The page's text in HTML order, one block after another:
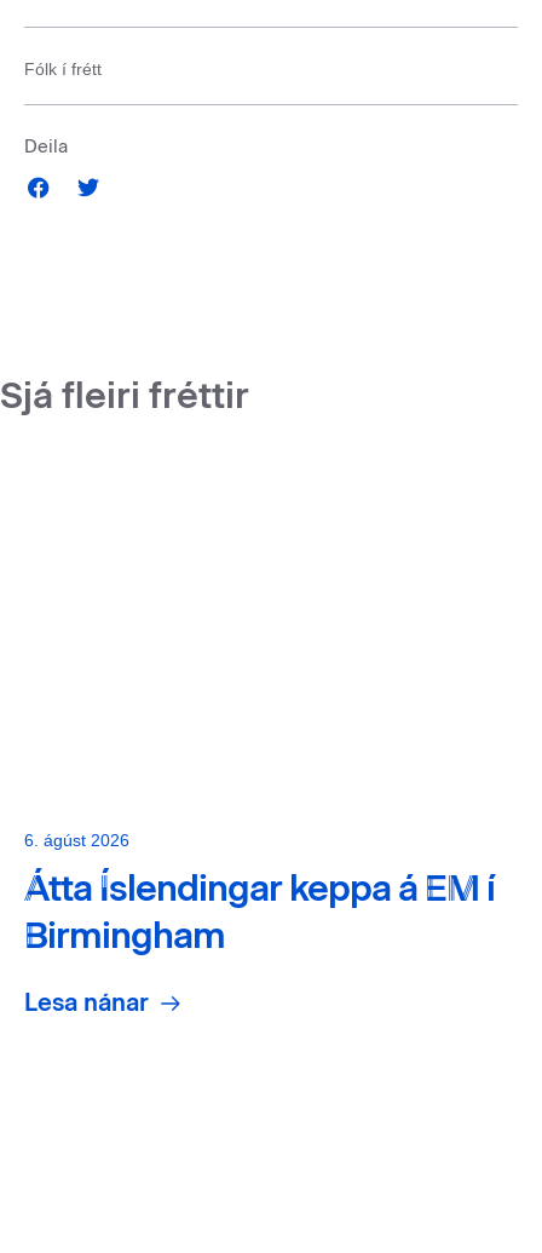
Fólk í frétt
Deila
Sjá fleiri fréttir
6. ágúst 2026
Átta Íslendingar keppa á EM í
Birmingham
Lesa nánar